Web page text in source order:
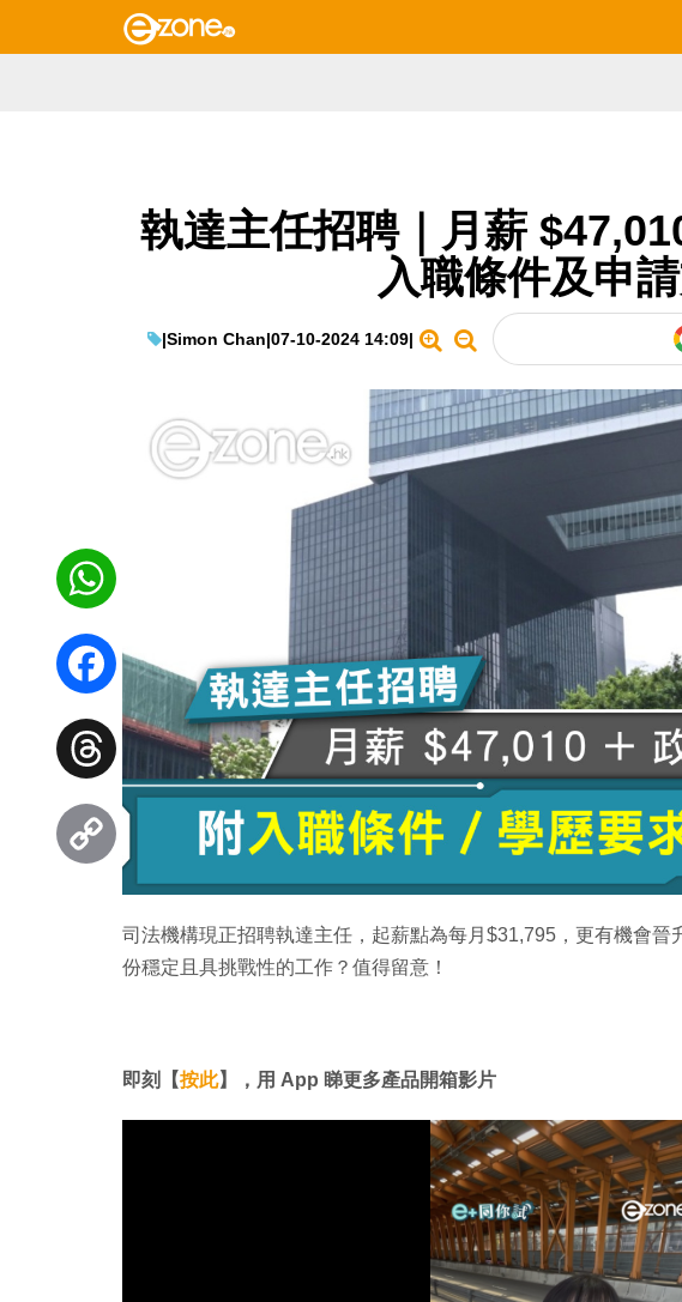
執達主任招聘｜月薪
入職條件及申
|Simon Chan|07-10-2024 14:09|
司法機構現正招聘執達主任，起薪點為每月$31,795，更有機會晉
份穩定且具挑戰性的工作？值得留意！
即刻【按此】，用 App 睇更多產品開箱影片
WhatsApp
Facebook
Threads
Copy
Link